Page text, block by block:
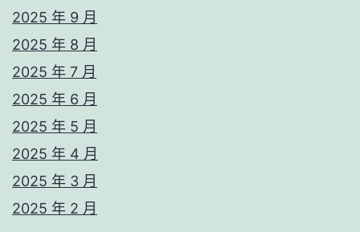
2025 年 9 月
2025 年 8 月
2025 年 7 月
2025 年 6 月
2025 年 5 月
2025 年 4 月
2025 年 3 月
2025 年 2 月